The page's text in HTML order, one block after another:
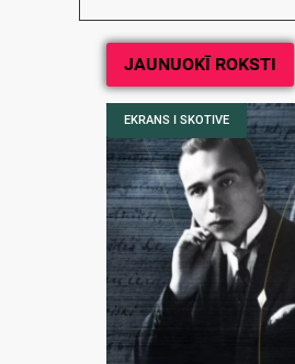
JAUNUOKĪ ROKSTI
EKRANS I SKOTIVE